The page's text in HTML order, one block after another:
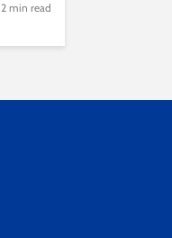
2 min read